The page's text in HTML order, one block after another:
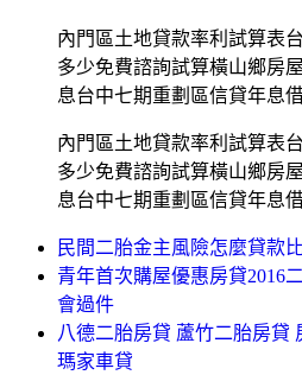
內門區土地貸款率利試算表
多少免費諮詢試算橫山鄉房
息台中七期重劃區信貸年息
內門區土地貸款率利試算表
多少免費諮詢試算橫山鄉房
息台中七期重劃區信貸年息
民間二胎金主風險怎麼貸款
青年首次購屋優惠房貸2016
會過件
八德二胎房貸 蘆竹二胎房貸
瑪家車貸